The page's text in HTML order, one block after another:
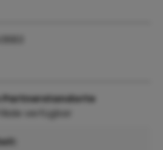
Partnerstandorte
verfügbar